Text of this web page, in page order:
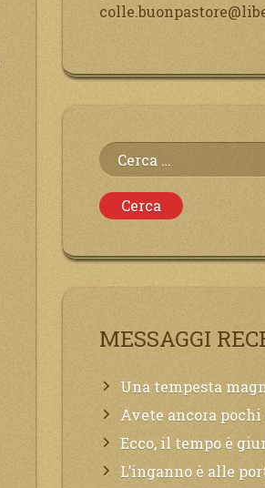
Ricerca
per:
MESSAGGI
Una tempesta magnetica è in corso, questa generazione patirà. Il black out non
Avete ancora pochi istanti per convertirvi, non perdete tempo, la sciagura arriverà
Ecco, il tempo è giunto all’unione del Padre con il figlio, non
L’inganno è alle porte, il disordine degli ordinati urlerà perdono, ma